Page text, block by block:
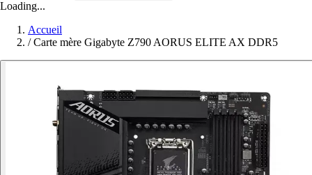
Loading...
Accueil
/ Carte mère Gigabyte Z790 AORUS ELITE AX DDR5